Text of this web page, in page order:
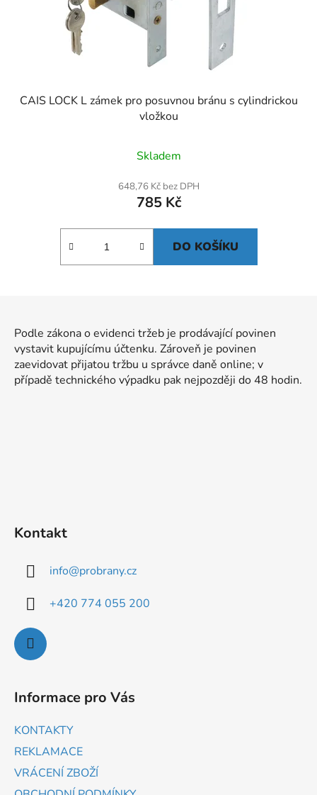
CAIS LOCK L zámek pro posuvnou bránu s cylindrickou
vložkou
Skladem
648,76 Kč bez DPH
785 Kč
DO KOŠÍKU
Podle zákona o evidenci tržeb je prodávající povinen
vystavit kupujícímu účtenku. Zároveň je povinen
zaevidovat přijatou tržbu u správce daně online; v
případě technického výpadku pak nejpozději do 48 hodin.
Kontakt
info@probrany.cz
+420 774 055 200
Informace pro Vás
KONTAKTY
REKLAMACE
VRÁCENÍ ZBOŽÍ